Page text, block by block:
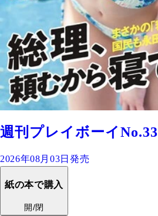
週刊プレイボーイNo.33
2026年08月03日発売
紙の本で購入
開/閉